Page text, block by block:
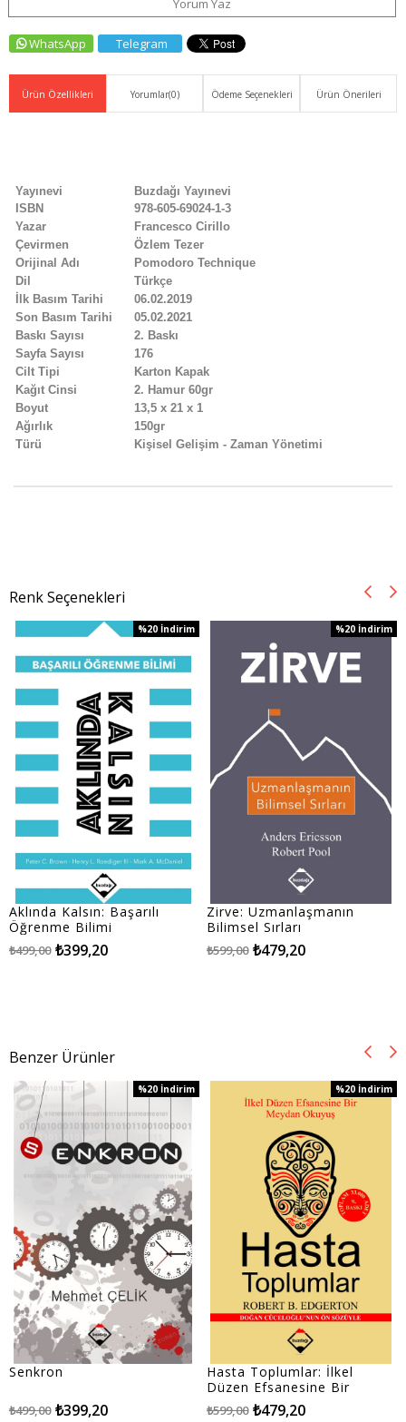
Yorum Yaz
WhatsApp Telegram
Ürün Özellikleri Yorumlar(0) Ödeme Seçenekleri Ürün Önerileri
Yayınevi
Buzdağı Yayınevi
ISBN
978-605-69024-1-3
Yazar
Francesco Cirillo
Çevirmen
Özlem Tezer
Orijinal Adı
Pomodoro Technique
Dil
Türkçe
İlk Basım Tarihi
06.02.2019
Son Basım Tarihi
05.02.2021
Baskı Sayısı
2. Baskı
Sayfa Sayısı
176
Cilt Tipi
Karton Kapak
Kağıt Cinsi
2. Hamur 60gr
Boyut
13,5 x 21 x 1
Ağırlık
150gr
Türü
Kişisel Gelişim - Zaman Yönetimi
Renk Seçenekleri
Aklında Kalsın: Başarılı
Öğrenme Bilimi
₺399,20
₺499,00
%20 İndirim
Zirve: Uzmanlaşmanın
Bilimsel Sırları
₺479,20
₺599,00
%20 İndirim
Benzer Ürünler
Senkron
₺399,20
₺499,00
%20 İndirim
Hasta Toplumlar: İlkel
Düzen Efsanesine Bir
Meydan Okuyuş
₺479,20
₺599,00
%20 İndirim
%20İndirim